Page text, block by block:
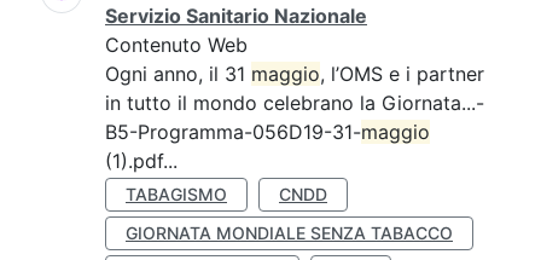
Servizio Sanitario Nazionale
Contenuto Web
Ogni anno, il 31 maggio, l’OMS e i partner
in tutto il mondo celebrano la Giornata...-
B5-Programma-056D19-31-maggio
(1).pdf...
TABAGISMO
CNDD
GIORNATA MONDIALE SENZA TABACCO